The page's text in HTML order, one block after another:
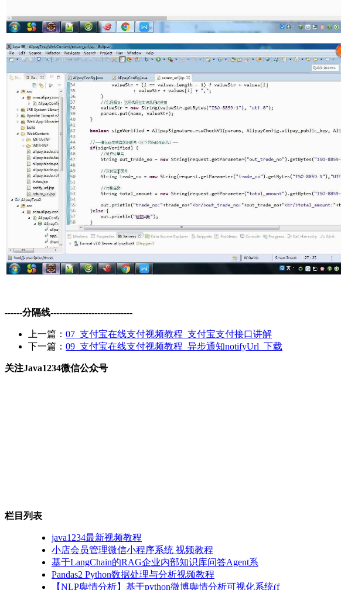
------分隔线----------------------------
上一篇： 07_支付宝在线支付视频教程_支付宝支付接口讲解
下一篇： 09_支付宝在线支付视频教程_异步通知notifyUrl_下载
关注Java1234微信公众号
栏目列表
java1234最新视频教程
小店会员管理微信小程序系统 视频教程
基于LangChain的RAG企业内部知识库问答Agent系
Pandas2 Python数据处理与分析视频教程
【NLP舆情分析】基于python微博舆情分析可视化系统(f